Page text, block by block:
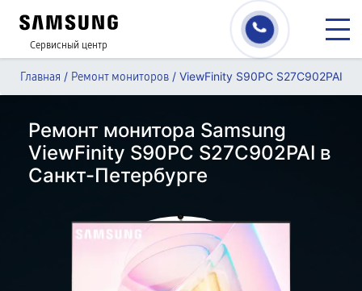
Сервисный центр
Главная / Ремонт мониторов / ViewFinity S90PC S27C902PAI
Ремонт монитора Samsung
ViewFinity S90PC S27C902PAI в
Санкт-Петербурге